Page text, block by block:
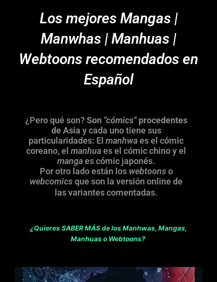
Los mejores Mangas |
Manwhas | Manhuas |
Webtoons recomendados en
Español
¿Pero qué son?Son "cómics"procedentes
de Asia y cada uno tiene sus
particularidades: El manhwaes el cómic
coreano, el manhuaes el cómic chino y el
mangaes cómic japonés.
Por otro lado están los webtoonso
webcomicsque son la versión online de
las variantes comentadas.
¿Quieres SABER MÁS de los Manhwas, Mangas,
Manhuas o Webtoons?